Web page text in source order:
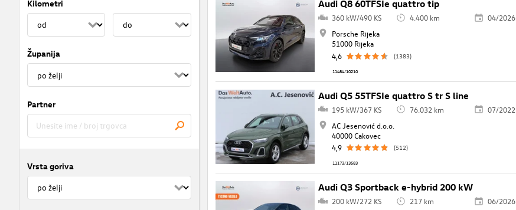
Kilometri
Županija
Partner
Vrsta goriva
Audi Q8 60TFSIe quattro tip
360 kW/490 KS 4.400 km
04/2026
Porsche Rijeka
51000 Rijeka
4,6
(1383)
11484/10210
Audi Q5 55TFSIe quattro S tr S line
195 kW/367 KS 76.032 km
07/2022
AC Jesenović d.o.o.
40000 Cakovec
4,9
(512)
11173/13583
Audi Q3 Sportback e-hybrid 200 kW
200 kW/272 KS 217 km
06/2026